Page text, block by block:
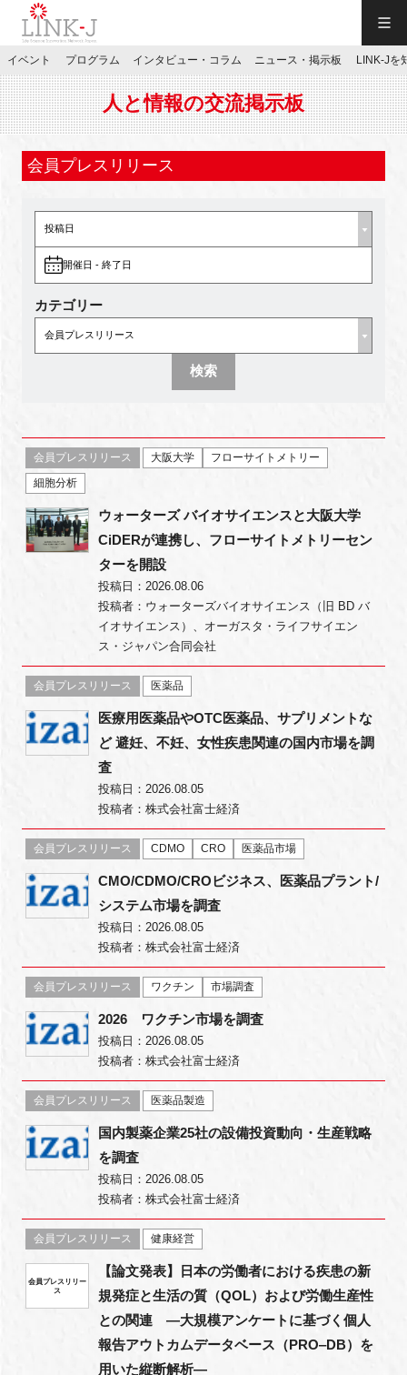
JP／EN
施設ご予約
お問い合わせ
新規登録
イベント
プログラム
インタビュー・コラム
ニュース・掲示板
LINK-Jを知る
特別会員
施設・アクセス
FAQ
イベントお知らせメール登録
閉じる
イベント プログラム インタビュー・コラム ニュース・掲示板 LINK-Jを
人と情報の交流掲示板
会員プレスリリース
開催日 - 終了日
カテゴリー
検索
会員プレスリリース 大阪大学
フローサイトメトリー
細胞分析
ウォーターズ バイオサイエンスと大阪大学
CiDERが連携し、フローサイトメトリーセン
ターを開設
投稿日：2026.08.06
投稿者：ウォーターズバイオサイエンス（旧 BD バ
イオサイエンス）、オーガスタ・ライフサイエン
ス・ジャパン合同会社
会員プレスリリース 医薬品
医療用医薬品やOTC医薬品、サプリメントな
ど 避妊、不妊、女性疾患関連の国内市場を調
査
投稿日：2026.08.05
投稿者：株式会社富士経済
会員プレスリリース CDMO CRO 医薬品市場
CMO/CDMO/CROビジネス、医薬品プラント/
システム市場を調査
投稿日：2026.08.05
投稿者：株式会社富士経済
会員プレスリリース ワクチン 市場調査
2026 ワクチン市場を調査
投稿日：2026.08.05
投稿者：株式会社富士経済
会員プレスリリース 医薬品製造
国内製薬企業25社の設備投資動向・生産戦略
を調査
投稿日：2026.08.05
投稿者：株式会社富士経済
会員プレスリリース 健康経営
会員プレスリリー
ス
【論文発表】日本の労働者における疾患の新
規発症と生活の質（QOL）および労働生産性
との関連 ―大規模アンケートに基づく個人
報告アウトカムデータベース（PRO‒DB）を
用いた縦断解析―